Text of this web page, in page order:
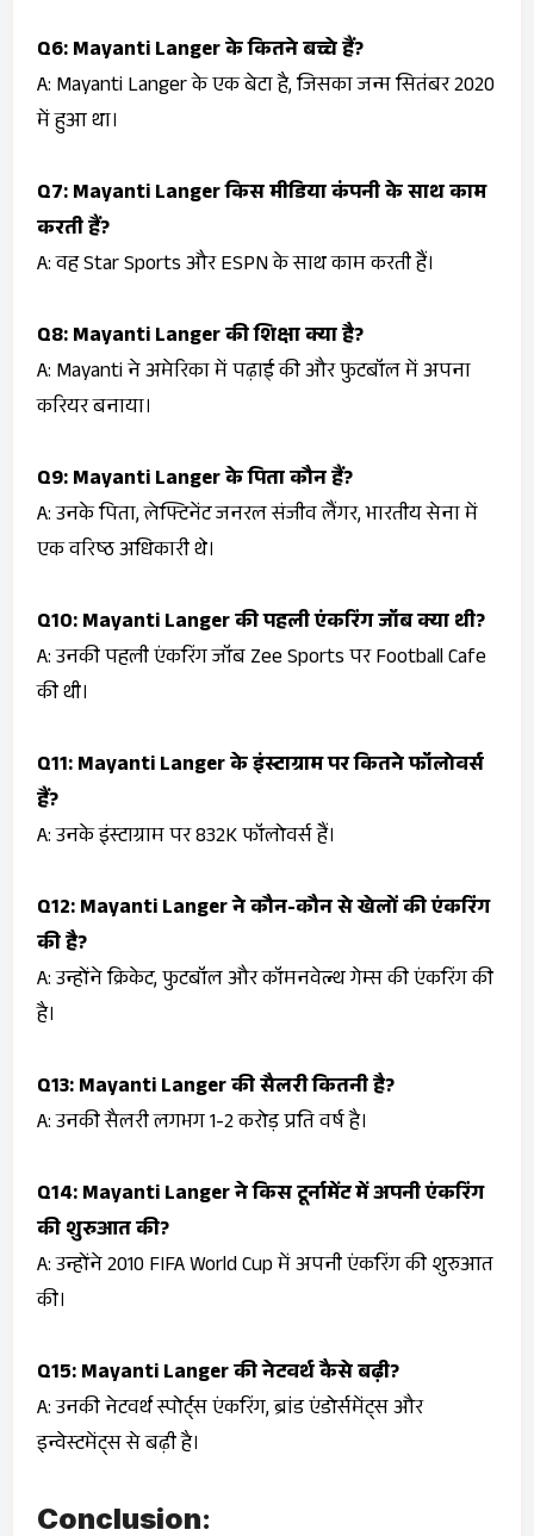
Q6: Mayanti Langer के कितने बच्चे हैं?
A: Mayanti Langer के एक बेटा है, जिसका जन्म सितंबर 2020
में हुआ था।
Q7: Mayanti Langer किस मीडिया कंपनी के साथ काम
करती हैं?
A: वह Star Sports और ESPN के साथ काम करती हैं।
Q8: Mayanti Langer की शिक्षा क्या है?
A: Mayanti ने अमेरिका में पढ़ाई की और फुटबॉल में अपना
करियर बनाया।
Q9: Mayanti Langer के पिता कौन हैं?
A: उनके पिता, लेफ्टिनेंट जनरल संजीव लैंगर, भारतीय सेना में
एक वरिष्ठ अधिकारी थे।
Q10: Mayanti Langer की पहली एंकरिंग जॉब क्या थी?
A: उनकी पहली एंकरिंग जॉब Zee Sports परFootball Cafe
की थी।
Q11: Mayanti Langer के इंस्टाग्राम पर कितने फॉलोवर्स
हैं?
A: उनके इंस्टाग्राम पर 832K फॉलोवर्स हैं।
Q12: Mayanti Langer ने कौन-कौन से खेलों की एंकरिंग
की है?
A: उन्होंने क्रिकेट, फुटबॉल और कॉमनवेल्थ गेम्स की एंकरिंग की
है।
Q13: Mayanti Langer की सैलरी कितनी है?
A: उनकी सैलरी लगभग ₹1-2 करोड़ प्रति वर्ष है।
Q14: Mayanti Langer ने किस टूर्नामेंट में अपनी एंकरिंग
की शुरुआत की?
A: उन्होंने 2010 FIFA World Cup में अपनी एंकरिंग की शुरुआत
की।
Q15: Mayanti Langer की नेटवर्थ कैसे बढ़ी?
A: उनकी नेटवर्थ स्पोर्ट्स एंकरिंग, ब्रांड एंडोर्समेंट्स और
इन्वेस्टमेंट्स से बढ़ी है।
Conclusion: